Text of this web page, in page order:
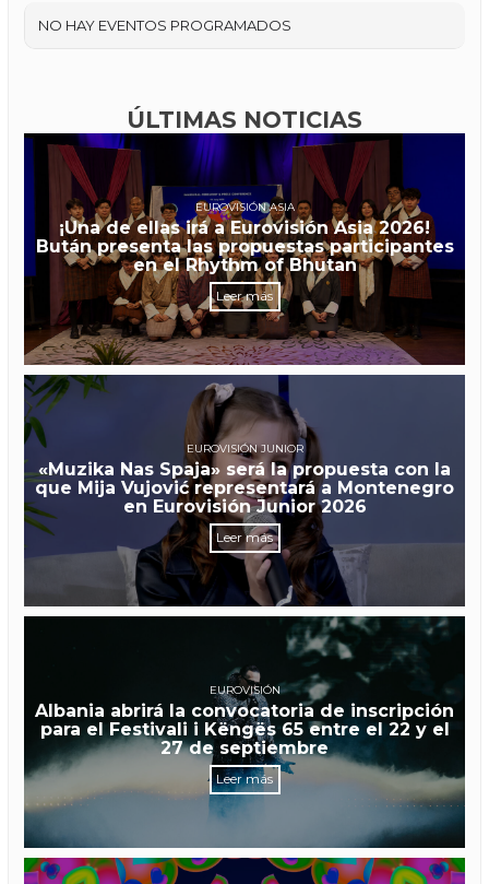
NO HAY EVENTOS PROGRAMADOS
ÚLTIMAS NOTICIAS
EUROVISIÓN ASIA
¡Una de ellas irá a Eurovisión Asia 2026!
Bután presenta las propuestas participantes
en el Rhythm of Bhutan
Leer más
EUROVISIÓN JUNIOR
«Muzika Nas Spaja» será la propuesta con la
que Mija Vujović representará a Montenegro
en Eurovisión Junior 2026
Leer más
EUROVISIÓN
Albania abrirá la convocatoria de inscripción
para el Festivali i Këngës 65 entre el 22 y el
27 de septiembre
Leer más